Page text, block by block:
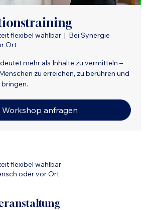
flexibel wählbar
  |
Bei Synergie
Ort
mehr als Inhalte zu vermitteln –
zu erreichen, zu berühren und
Workshop anfragen
flexibel wählbar
oder vor Ort